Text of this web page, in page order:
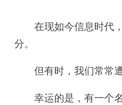
在现如今信息时代，
分。
但有时，我们常常遭
幸运的是，有一个名